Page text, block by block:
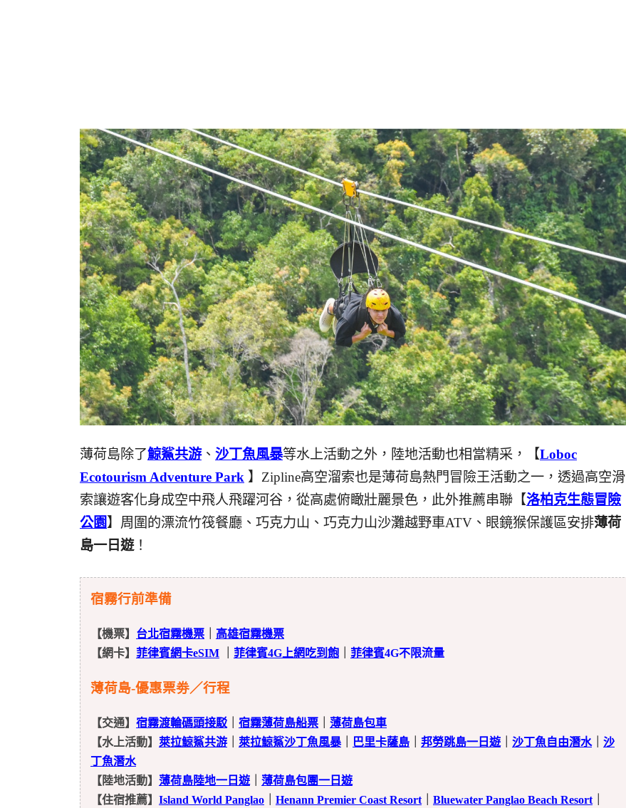
薄荷島除了鯨鯊共游、 沙丁魚風暴等水上活動之外，陸地活動也相當精采，【Loboc
Ecotourism Adventure Park 】Zipline高空溜索也是薄荷島熱門冒險王活動之一，透過高空滑
索讓遊客化身成空中飛人飛躍河谷，從高處俯瞰壯麗景色，此外推薦串聯【洛柏克生態冒險
公園 】周圍的漂流竹筏餐廳、巧克力山、巧克力山沙灘越野車ATV、眼鏡猴保護區安排薄荷
島一日遊！
宿霧行前準備
【機票】 台北宿霧機票
高雄宿霧機票
【網卡】 菲律賓網卡eSIM 菲律賓4G上網吃到飽 菲律賓4G不限流量
薄荷島-優惠票劵／行程
【交通】 宿霧渡輪碼頭接駁 宿霧薄荷島船票
薄荷島包車
【水上活動】 萊拉鯨鯊共游 萊拉鯨鯊沙丁魚風暴｜ 巴里卡薩島 邦勞跳島一日遊 沙丁魚自由潛水｜ 沙
丁魚潛水
【陸地活動】 薄荷島陸地一日遊
薄荷島包團一日遊
【住宿推薦】 Island World Panglao Henann Premier Coast Resort Bluewater Panglao Beach Resort